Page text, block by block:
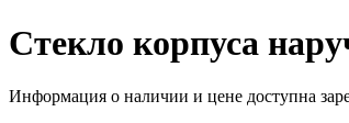
Стекло корпуса
Информация о наличии и цене доступна